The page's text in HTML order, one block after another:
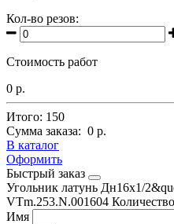
Кол-во резов:
Стоимость работ
0 р.
Итого: 150
Сумма заказа: 0 р.
В каталог
Оформить
Быстрый заказ
Угольник латунь Дн16х1/
VTm.253.N.001604
Имя